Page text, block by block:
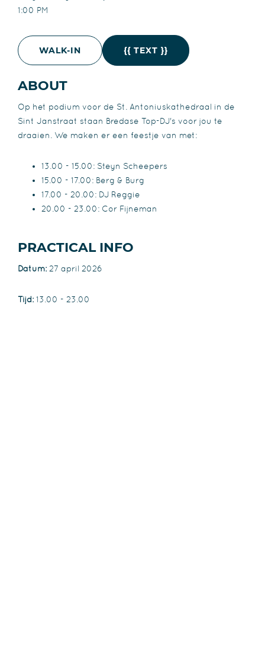
1:00 PM
WALK-IN {{ TEXT }}
ABOUT
Op het podium voor de St. Antoniuskathedraal in de
Sint Janstraat staan Bredase Top-DJ's voor jou te
draaien. We maken er een feestje van met:
13.00 - 15.00: Steyn Scheepers
15.00 - 17.00: Berg & Burg
17.00 - 20.00: DJ Reggie
20.00 - 23.00: Cor Fijneman
PRACTICAL INFO
Datum: 27 april 2026
Tijd: 13.00 - 23.00